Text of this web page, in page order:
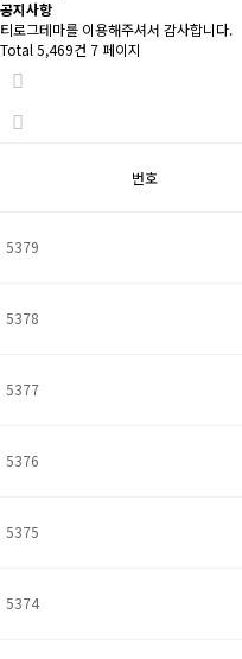
공지사항
티로그테마를 이용해주셔서 감사합니다.
Total 5,469건 7 페이지
번호
5379
5378
5377
5376
5375
5374